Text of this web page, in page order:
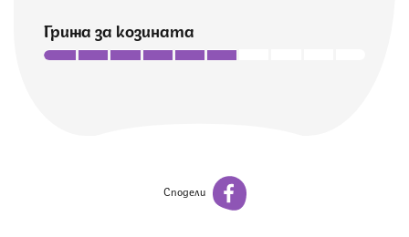
Грижа за козината
Сподели